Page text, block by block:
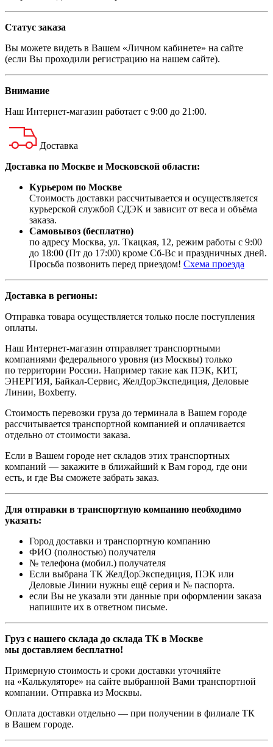
Статус заказа
Вы можете видеть в Вашем «Личном кабинете» на сайте
(если Вы проходили регистрацию на нашем сайте).
Внимание
Наш Интернет-магазин работает с 9:00 до 21:00.
Доставка
Доставка по Москве и Московской области:
Курьером по Москве
Стоимость доставки рассчитывается и осуществляется
курьерской службой СДЭК и зависит от веса и объёма
заказа.
Самовывоз (бесплатно)
по адресу Москва, ул. Ткацкая, 12, режим работы с 9:00
до 18:00 (Пт до 17:00) кроме Сб-Вс и праздничных дней.
Просьба позвонить перед приездом! Схема проезда
Доставка в регионы:
Отправка товара осуществляется только после поступления
оплаты.
Наш Интернет-магазин отправляет транспортными
компаниями федерального уровня (из Москвы) только
по территории России. Например такие как ПЭК, КИТ,
ЭНЕРГИЯ, Байкал-Сервис, ЖелДорЭкспедиция, Деловые
Линии, Boxberry.
Стоимость перевозки груза до терминала в Вашем городе
рассчитывается транспортной компанией и оплачивается
отдельно от стоимости заказа.
Если в Вашем городе нет складов этих транспортных
компаний — закажите в ближайший к Вам город, где они
есть, и где Вы сможете забрать заказ.
Для отправки в транспортную компанию необходимо
указать:
Город доставки и транспортную компанию
ФИО (полностью) получателя
№ телефона (мобил.) получателя
Если выбрана ТК ЖелДорЭкспедиция, ПЭК или
Деловые Линии нужны ещё серия и № паспорта.
если Вы не указали эти данные при оформлении заказа
напишите их в ответном письме.
Груз с нашего склада до склада ТК в Москве
мы доставляем бесплатно!
Примерную стоимость и сроки доставки уточняйте
на «Калькуляторе» на сайте выбранной Вами транспортной
компании. Отправка из Москвы.
Оплата доставки отдельно — при получении в филиале ТК
в Вашем городе.